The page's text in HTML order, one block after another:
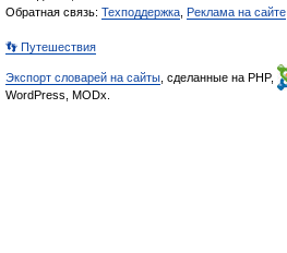
Обратная связь: Техподдержка Реклама на сайте
👣 Путешествия
Экспорт словарей на сайты , сделанные на PHP,
WordPress, MODx.